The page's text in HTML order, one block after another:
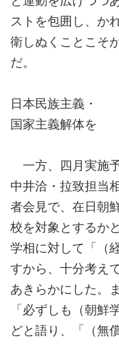
ストを包囲し、か
衛しぬくことこそ
だ。
日本民族主義・
国家主義解体を
一方、四月実施
中井洽・拉致担当
者会見で、在日朝
校を対象とするか
学相に対して「（
すから、十分考え
あきらかにした。
「必ずしも（朝鮮
どと語り、「（無